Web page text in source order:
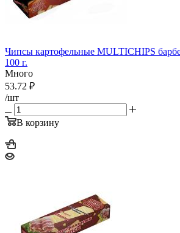
Чипсы картофельные MULTICHIPS
100 г.
Много
53.72 ₽
/шт
В корзину